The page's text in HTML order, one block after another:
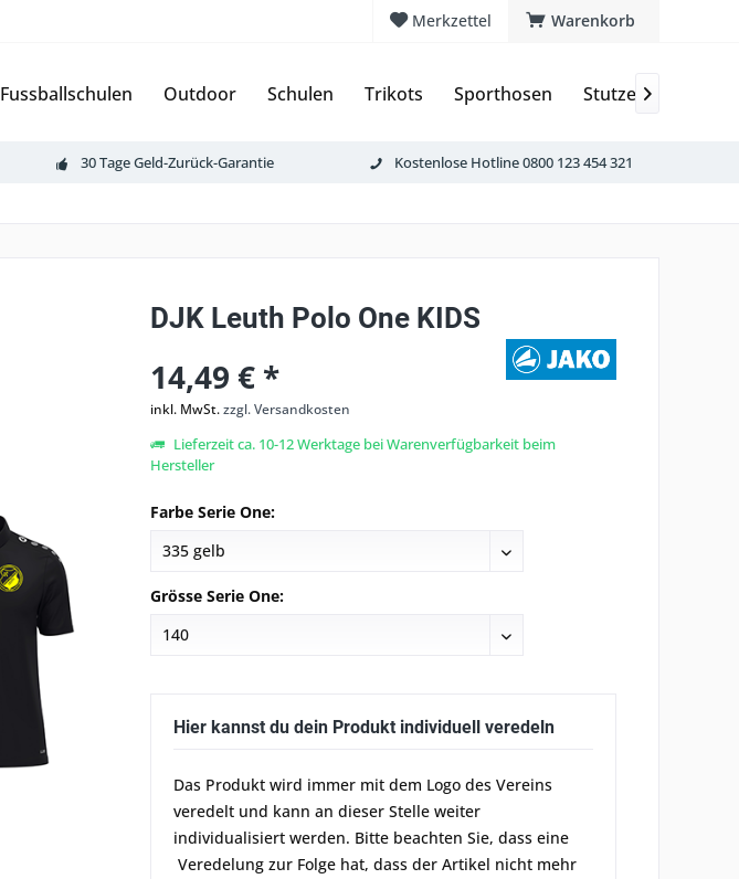
Warenkorb
Merkzettel
Fussballschulen Outdoor Schulen Trikots Sporthosen Stutzen & Schoner

30 Tage Geld-Zurück-Garantie Kostenlose Hotline 0800 123 454 321
DJK Leuth Polo One KIDS
14,49 € *
inkl. MwSt.zzgl. Versandkosten
Lieferzeit ca. 10-12 Werktage bei Warenverfügbarkeit beim
Hersteller
Farbe Serie One:
Grösse Serie One:
Hier kannst du dein Produkt individuell veredeln
Das Produkt wird immer mit dem Logo des Vereins
veredelt und kann an dieser Stelle weiter
individualisiert werden. Bitte beachten Sie, dass eine
Veredelung zur Folge hat, dass der Artikel nicht mehr